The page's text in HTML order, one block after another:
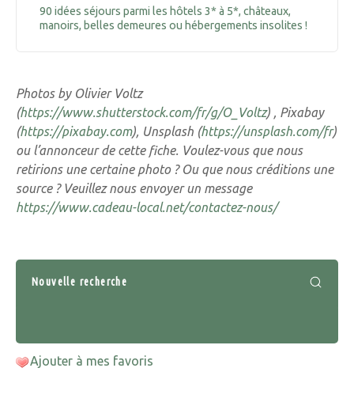
90 idées séjours parmi les hôtels 3* à 5*, châteaux,
manoirs, belles demeures ou hébergements insolites !
Photos by Olivier Voltz
(https://www.shutterstock.com/fr/g/O_Voltz) , Pixabay
(https://pixabay.com), Unsplash (https://unsplash.com/fr)
ou l’annonceur de cette fiche. Voulez-vous que nous
retirions une certaine photo ? Ou que nous créditions une
source ? Veuillez nous envoyer un message
https://www.cadeau-local.net/contactez-nous/
Nouvelle recherche
Ajouter à mes favoris